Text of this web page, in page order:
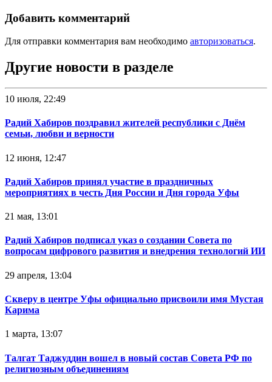
Добавить комментарий
Для отправки комментария вам необходимо авторизоваться.
Другие новости в разделе
10 июля, 22:49
Радий Хабиров поздравил жителей республики с Днём
семьи, любви и верности
12 июня, 12:47
Радий Хабиров принял участие в праздничных
мероприятиях в честь Дня России и Дня города Уфы
21 мая, 13:01
Радий Хабиров подписал указ о создании Совета по
вопросам цифрового развития и внедрения технологий ИИ
29 апреля, 13:04
Скверу в центре Уфы официально присвоили имя Мустая
Карима
1 марта, 13:07
Талгат Таджуддин вошел в новый состав Совета РФ по
религиозным объединениям